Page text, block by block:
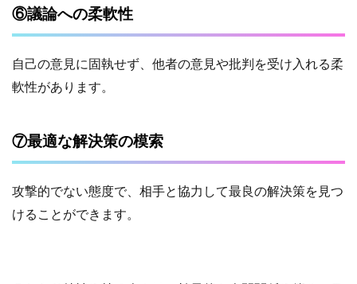
⑥議論への柔軟性
自己の意見に固執せず、他者の意見や批判を受け入れる柔
軟性があります。
⑦最適な解決策の模索
攻撃的でない態度で、相手と協力して最良の解決策を見つ
けることができます。